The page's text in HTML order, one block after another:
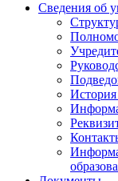
Сведения об